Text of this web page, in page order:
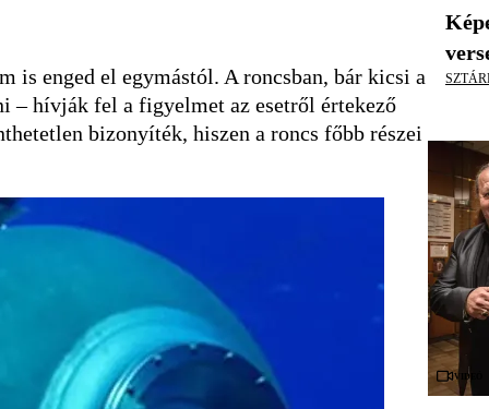
is enged el egymástól. A roncsban, bár kicsi a
– hívják fel a figyelmet az esetről értekező
bizonyíték, hiszen a roncs főbb részei
Videó